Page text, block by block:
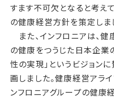
社会データ
ガバナンス
コーポレートガバナンス
コンプライアンス
リスクマネジメント
情報セキュリティ
すます不可欠となると考え
の健康経営方針を策定しま
また、インフロニアは、健
の健康をつうじた日本企
性の実現」というビジョン
画しました。健康経営アラ
ンフロニアグループの健康